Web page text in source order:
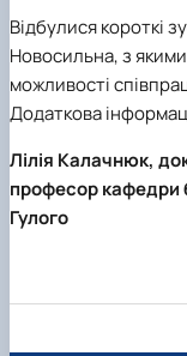
Відбулися короткі
Новосильна, з
можливості
Додаткова
Лілія Калачнюк,
професор кафедри
Гулого